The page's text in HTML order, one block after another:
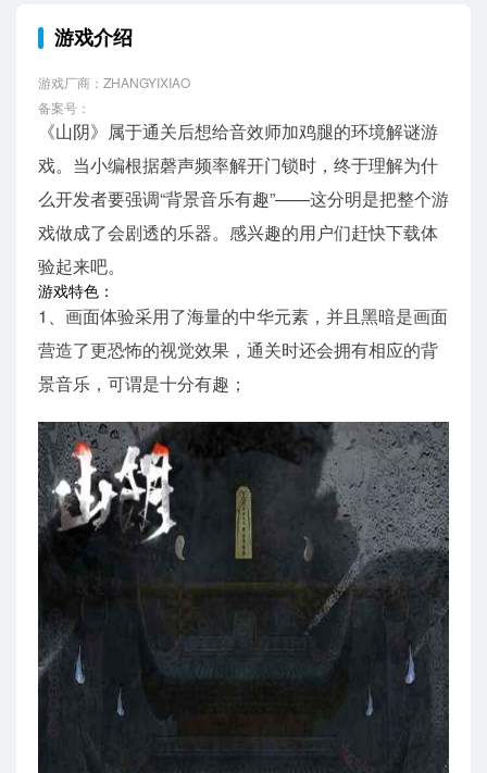
游戏介绍
游戏厂商：ZHANGYIXIAO
备案号：
《山阴》属于通关后想给音效师加鸡腿的环境解谜游
戏。当小编根据磬声频率解开门锁时，终于理解为什
么开发者要强调“背景音乐有趣”——这分明是把整个游
戏做成了会剧透的乐器。感兴趣的用户们赶快下载体
验起来吧。
游戏特色：
1、画面体验采用了海量的中华元素，并且黑暗是画面
营造了更恐怖的视觉效果，通关时还会拥有相应的背
景音乐，可谓是十分有趣；